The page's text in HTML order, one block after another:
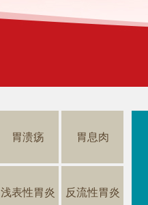
胃溃疡 胃息肉
浅表性胃炎 反流性胃炎